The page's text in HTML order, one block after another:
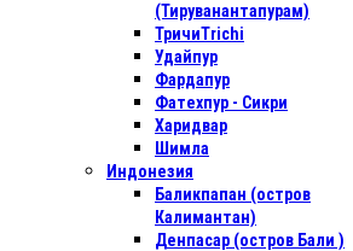
(Тируванантапурам)
ТричиTrichi
Удайпур
Фардапур
Фатехпур - Сикри
Харидвар
Шимла
Индонезия
Баликпапан (остров
Калимантан)
Денпасар (остров Бали )